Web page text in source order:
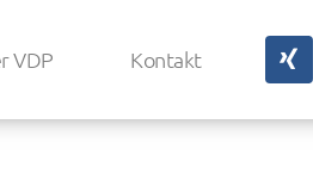
VDP Kontakt